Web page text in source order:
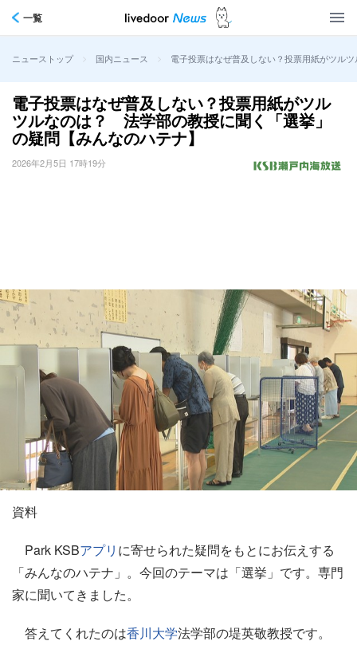
一覧
ニューストップ > 国内ニュース > 電子投票はなぜ普及しない？投票用紙がツル
電子投票はなぜ普及しない？投票用紙がツル
ツルなのは？ 法学部の教授に聞く「選挙」
の疑問【みんなのハテナ】
2026年2月5日 17時19分
資料
Park KSBアプリ に寄せられた疑問をもとにお伝えする
「みんなのハテナ」。今回のテーマは「選挙」です。専門
家に聞いてきました。
答えてくれたのは香川大学法学部の堤英敬教授です。